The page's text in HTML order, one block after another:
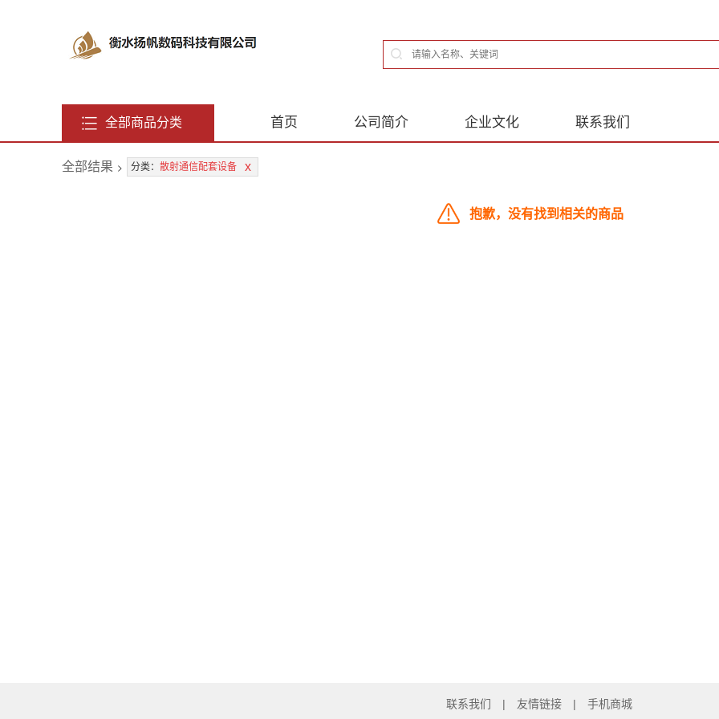
首页 公司简介 企业文化 联系我们
全部商品分类
全部结果 > 分类： 散射通信配套设备 x
抱歉，没有找到相关的商品
联系我们 | 友情链接 | 手机商城